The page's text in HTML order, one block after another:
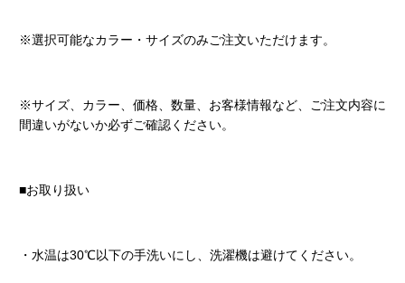
※選択可能なカラー・サイズのみご注文いただけます。
※サイズ、カラー、価格、数量、お客様情報など、ご注文内容に
間違いがないか必ずご確認ください。
■お取り扱い
・水温は30℃以下の手洗いにし、洗濯機は避けてください。